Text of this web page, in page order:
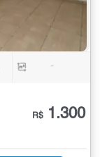
-
R$ 1.300